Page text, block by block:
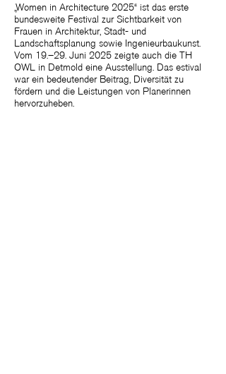
„Women in Architecture 2025“ ist das erste
bundesweite Festival zur Sichtbarkeit von
Frauen in Architektur, Stadt- und
Landschaftsplanung sowie Ingenieurbaukunst.
Vom 19.–29. Juni 2025 zeigte auch die TH
OWL in Detmold eine Ausstellung. Das estival
war ein bedeutender Beitrag, Diversität zu
fördern und die Leistungen von Planerinnen
hervorzuheben.